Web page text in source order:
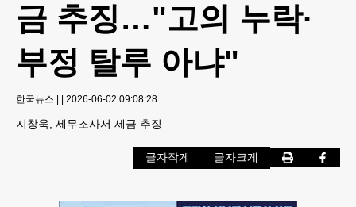
금 추징…"고의 누락·
부정 탈루 아냐"
한국뉴스 | | 2026-06-02 09:08:28
지창욱, 세무조사서 세금 추징
글자작게 글자크게